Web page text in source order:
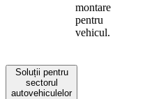
montare
pentru
vehicul.
Soluții pentru
sectorul
autovehiculelor